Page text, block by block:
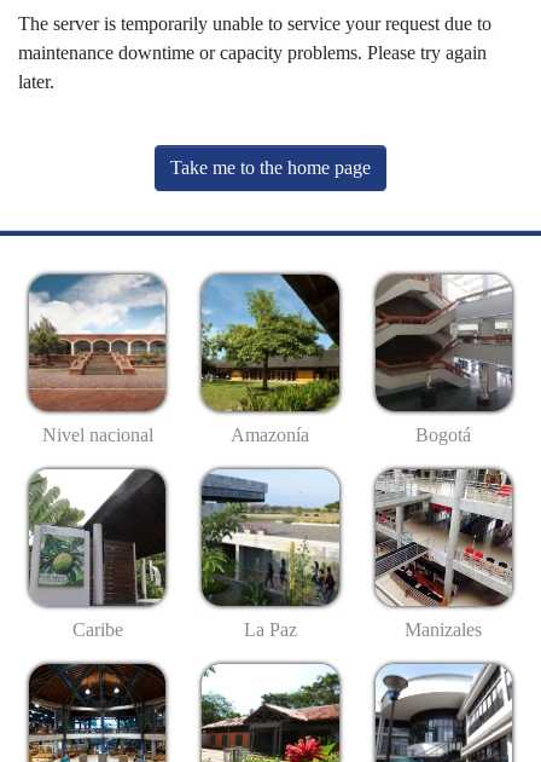
The server is temporarily unable to service your request due to
maintenance downtime or capacity problems. Please try again
later.
Take me to the home page
Nivel nacional Amazonía Bogotá
Caribe La Paz Manizales